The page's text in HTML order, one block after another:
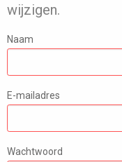
wijzigen.
Naam
E-mailadres
Wachtwoord